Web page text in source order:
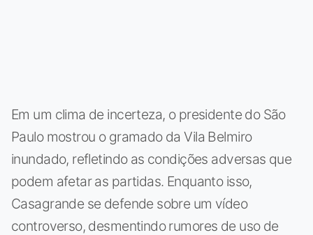
Em um clima de incerteza, o presidente do São
Paulo mostrou o gramado da Vila Belmiro
inundado, refletindo as condições adversas que
podem afetar as partidas. Enquanto isso,
Casagrande se defende sobre um vídeo
controverso, desmentindo rumores de uso de